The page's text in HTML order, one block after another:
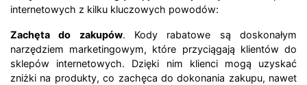
internetowych z kilku kluczowych powodów:
Zachęta do zakupów. Kody rabatowe są doskonałym
narzędziem marketingowym, które przyciągają klientów do
sklepów internetowych. Dzięki nim klienci mogą uzyskać
zniżki na produkty, co zachęca do dokonania zakupu, nawet